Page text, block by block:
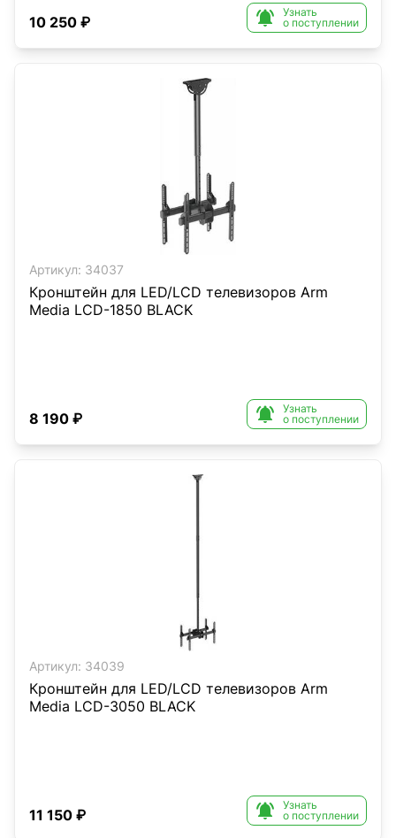
10 250 ₽ 
Узнать
о поступлении
Артикул: 34037
Кронштейн для LED/LCD телевизоров Arm
Media LCD-1850 BLACK
8 190 ₽ 
Узнать
о поступлении
Артикул: 34039
Кронштейн для LED/LCD телевизоров Arm
Media LCD-3050 BLACK
11 150 ₽ 
Узнать
о поступлении